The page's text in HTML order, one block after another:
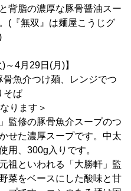
背脂の濃厚な豚骨醤油スー
(『無双』は麺屋こうじグ
4月29日(月)】
魚介つけ麺、レンジでつ
そば
ります＞
監修の豚骨魚介スープのつ
せた濃厚スープです。中太
用、300g入りです。
祖といわれる「大勝軒」監
菜をベースにした酸味と甘